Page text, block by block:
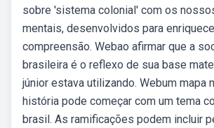
sobre 'sistema colonial' com os
mentais, desenvolvidos para
compreensão. Webao afirmar que a
brasileira é o reflexo de sua base
júnior estava utilizando. Webum mapa
história pode começar com um tema
brasil. As ramificações podem incluir